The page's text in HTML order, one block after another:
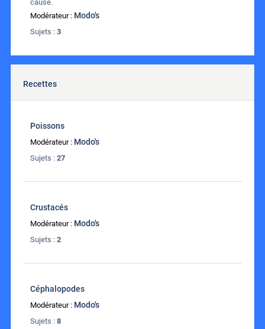
cause.
Modérateur : Modo's
Sujets : 3
Recettes
Poissons
Modérateur : Modo's
Sujets : 27
Crustacés
Modérateur : Modo's
Sujets : 2
Céphalopodes
Modérateur : Modo's
Sujets : 8